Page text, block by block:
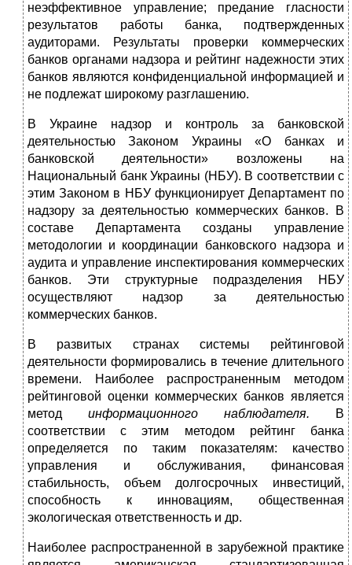
неэффективное управление; предание гласности
результатов работы банка, подтверж­денных
аудиторами. Результаты проверки коммерческих
банков органами надзора и рейтинг надежности этих
бан­ков являются конфиденциальной информацией и
не под­лежат широкому разглашению.
В Украине надзор и контроль за банковской
деятельно­стью Законом Украины «О банках и
банковской деятель­ности» возложены на
Национальный банк Украины (НБУ). В соответствии с
этим Законом в НБУ функционирует Де­партамент по
надзору за деятельностью коммерческих бан­ков. В
составе Департамента созданы управление
методоло­гии и координации банковского надзора и
аудита и управ­ление инспектирования коммерческих
банков. Эти струк­турные подразделения НБУ
осуществляют надзор за дея­тельностью
коммерческих банков.
В развитых странах системы рейтинговой
деятельности формировались в течение длительного
времени. Наиболее распространенным методом
рейтинговой оценки коммер­ческих банков является
метод информационного наблюда­теля. В
соответствии с этим методом рейтинг банка
определяется по таким показателям: качество
управления и обслуживания, финансовая
стабильность, объем долгосрочных инвестиций,
способность к инновациям, общественная
экологическая ответственность и др.
Наиболее распространенной в зарубежной практике